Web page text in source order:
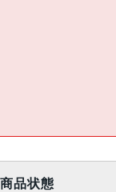
商品状態